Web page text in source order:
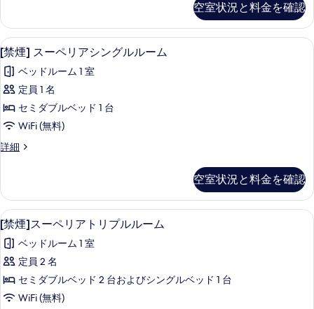
る
べ
て
の
写
真
を
示
る
細
ブ
ル
ル
ー
ム
の
す
べ
写
真
を
表
示
す
ペ
リ
ア
ダ
ブ
ル
ー
ム
詳
空室状況と料金を確認
[禁
煙]
ス
ー
ペ
ア
ン
グ
ル
ル
ー
ム
の
[禁煙] スーペリアシングルルーム |
4
[禁煙] スーペリアシングルルーム
ベッドルーム 1 室
定員 1 名
セミダブルベッド 1 台
WiFi (無料)
詳細
[禁
ペ
リ
ア
シ
ン
グ
ル
ー
空室状況と料金を確認
[禁
煙]
ス
ー
ペ
セーフティボックス (室内)、デスク
4
[禁煙]スーペリアトリプルルーム
ベッドルーム 1 室
定員 2 名
セミダブルベッド 2 台およびシングルベッド 1 台
WiFi (無料)